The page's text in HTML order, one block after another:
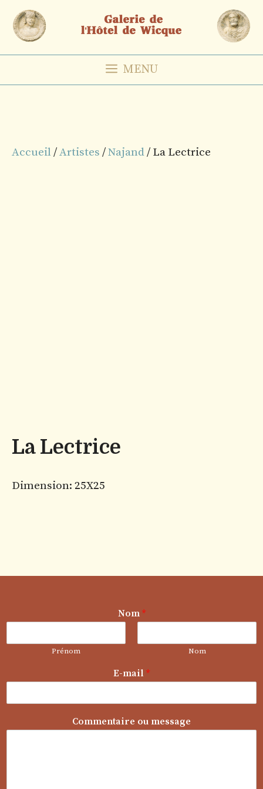
Aller
contenu
MENU
Accueil/Artistes /Najand/ La Lectrice
La Lectrice
Dimension: 25X25
Nom *
Prénom Nom
E-mail *
o
Commentaire ou message